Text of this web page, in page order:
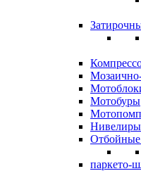
Мотобуры
Нивелиры
паркето-